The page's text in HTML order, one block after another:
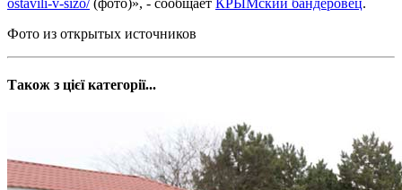
Фото из открытых источников
Також з цієї категорії...